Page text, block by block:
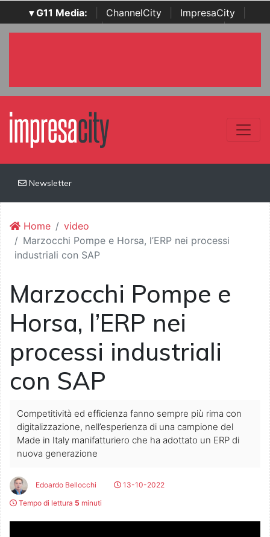
▾ G11 Media: ChannelCity ImpresaCity
SecurityOpenLab | Italian Channel Awards | Italian
Newsletter
Home
video
Marzocchi Pompe e Horsa, l’ERP nei processi
industriali con SAP
Marzocchi Pompe e
Horsa, l’ERP nei
processi industriali
con SAP
Competitività ed efficienza fanno sempre più rima con
digitalizzazione, nell’esperienza di una campione del
Made in Italy manifatturiero che ha adottato un ERP di
nuova generazione
Edoardo Bellocchi
13-10-2022
Tempo di lettura 5 minuti